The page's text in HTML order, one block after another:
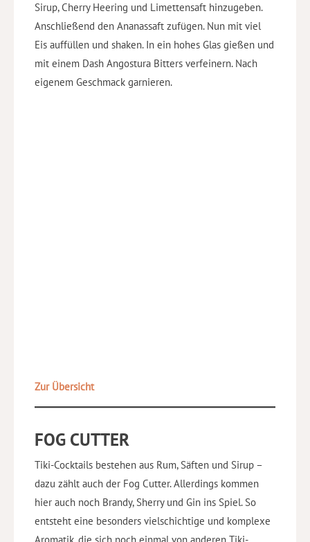
Sirup, Cherry Heering und Limettensaft hinzugeben.
Anschließend den Ananassaft zufügen. Nun mit viel
Eis auffüllen und shaken. In ein hohes Glas gießen und
mit einem Dash Angostura Bitters verfeinern. Nach
eigenem Geschmack garnieren.
Zur Übersicht
FOG CUTTER
Tiki-Cocktails bestehen aus Rum, Säften und Sirup –
dazu zählt auch der Fog Cutter. Allerdings kommen
hier auch noch Brandy, Sherry und Gin ins Spiel. So
entsteht eine besonders vielschichtige und komplexe